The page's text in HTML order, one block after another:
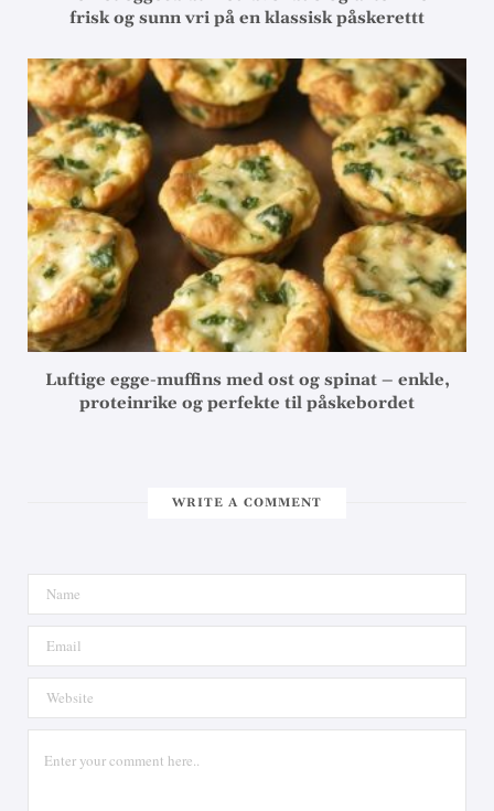
frisk og sunn vri på en klassisk påskerettt
Luftige egge-muffins med ost og spinat – enkle,
proteinrike og perfekte til påskebordet
WRITE A COMMENT